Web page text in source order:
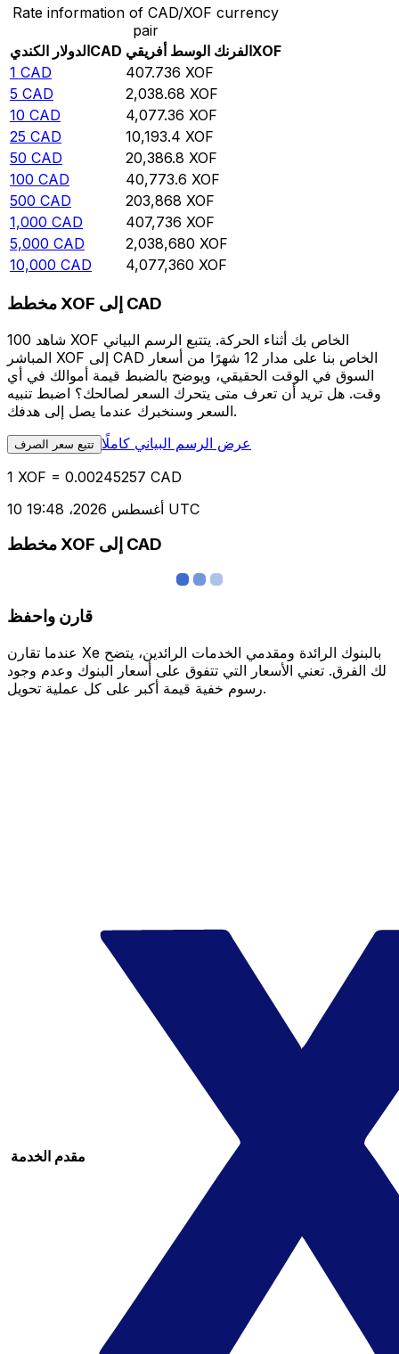
Rate information of CAD/XOF currency
pair
الدولار الكنديCAD الفرنك الوسط أفريقيXOF
1 CAD 407.736 XOF
5 CAD 2,038.68 XOF
10 CAD 4,077.36 XOF
25 CAD 10,193.4 XOF
50 CAD 20,386.8 XOF
100 CAD 40,773.6 XOF
500 CAD 203,868 XOF
1,000 CAD 407,736 XOF
5,000 CAD 2,038,680 XOF
10,000 CAD 4,077,360 XOF
مخطط XOF إلى CAD
شاهد 100 XOF الخاص بك أثناء الحركة. يتتبع الرسم البياني
المباشر XOF إلى CAD الخاص بنا على مدار 12 شهرًا من أسعار
السوق في الوقت الحقيقي، ويوضح بالضبط قيمة أموالك في أي
وقت. هل تريد أن تعرف متى يتحرك السعر لصالحك؟ اضبط تنبيه
السعر وسنخبرك عندما يصل إلى هدفك.
تتبع سعر الصرف عرض الرسم البياني كاملًا
1 XOF = 0.00245257 CAD
10 أغسطس 2026، 19:48 UTC
مخطط XOF إلى CAD
قارن واحفظ
عندما تقارن Xe بالبنوك الرائدة ومقدمي الخدمات الرائدين، يتضح
لك الفرق. تعني الأسعار التي تتفوق على أسعار البنوك وعدم وجود
رسوم خفية قيمة أكبر على كل عملية تحويل.
مقدم الخدمة